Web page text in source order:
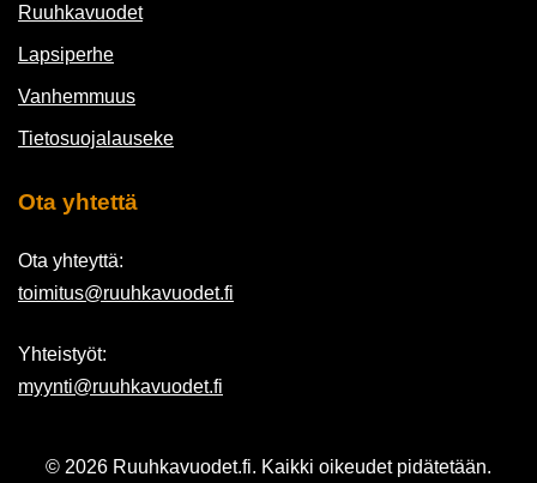
Ruuhkavuodet
Lapsiperhe
Vanhemmuus
Tietosuojalauseke
Ota yhtettä
Ota yhteyttä:
toimitus@ruuhkavuodet.fi
Yhteistyöt:
myynti@ruuhkavuodet.fi
© 2026 Ruuhkavuodet.fi. Kaikki oikeudet pidätetään.